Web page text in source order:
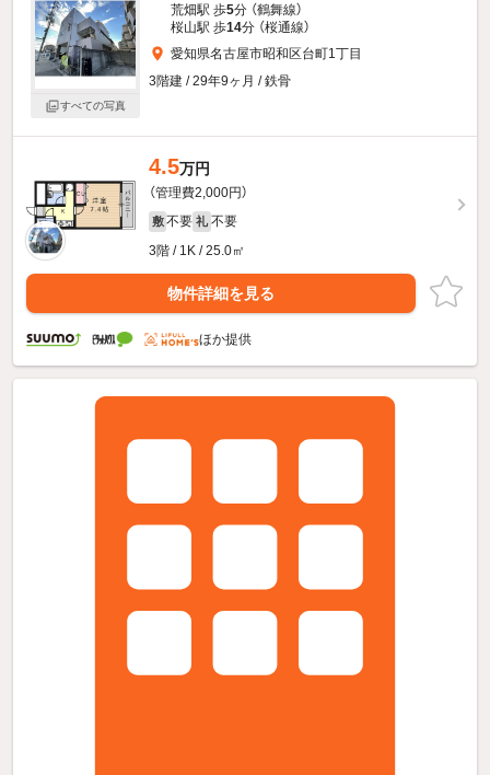
すべての写真
荒畑駅 歩5分 （鶴舞線）
桜山駅 歩14分 （桜通線）
愛知県名古屋市昭和区台町1丁目
3階建 / 29年9ヶ月 / 鉄骨
4.5万円
（管理費2,000円）
敷 不要 礼 不要
3階 / 1K / 25.0㎡
物件詳細を見る
ほか提供